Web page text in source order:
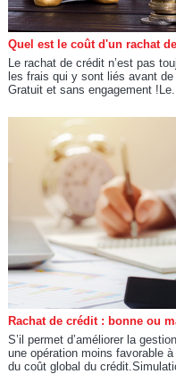
Quel est le coût d'un rachat
Le rachat de crédit n’est pas
les frais qui y sont liés avant de
Gratuit et sans engagement !Le...
Rachat de crédit : bonne ou
S’il permet d’améliorer la
une opération moins favorable
du coût global du